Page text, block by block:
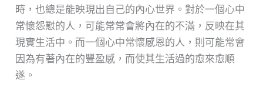
時，也總是能映現出自己的內心世界。對於一個心中
常懷怨懟的人，可能常常會將內在的不滿，反映在其
現實生活中。而一個心中常懷感恩的人，則可能常會
因為有著內在的豐盈感，而使其生活過的愈來愈順
遂。